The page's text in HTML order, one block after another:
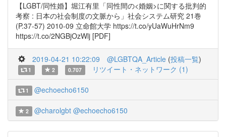
【LGBT/同性婚】堀江有里「同性間の<婚姻>に関する批判的
考察 : 日本の社会制度の文脈から」社会システム研究 21巻
(P.37-57) 2010-09 立命館大学 https://t.co/yUaWuHrNm9
https://t.co/2NGBjOzWlj [PDF]
2019-04-21 10:22:09 @LGBTQA_Article (投稿一覧)
1 2 0.707 リツイート・ネットワーク (1)
1 @echoecho6150
2 @charolgbt @echoecho6150